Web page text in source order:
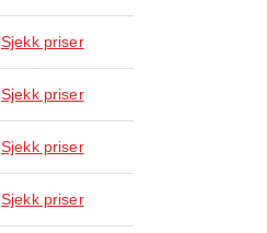
Sjekk priser
Sjekk priser
Sjekk priser
Sjekk priser